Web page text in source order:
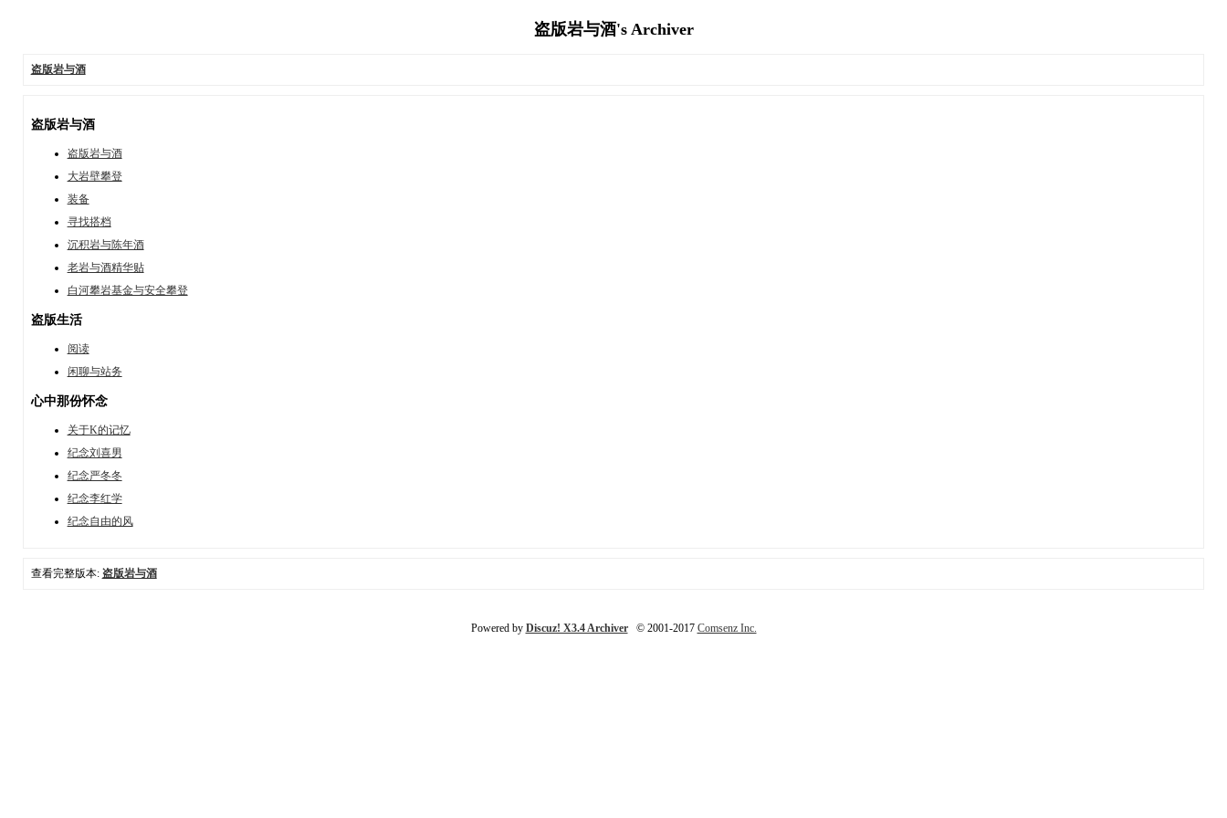
盗版岩与酒's Archiver
盗版岩与酒
盗版岩与酒
盗版岩与酒
大岩壁攀登
装备
寻找搭档
沉积岩与陈年酒
老岩与酒精华贴
白河攀岩基金与安全攀登
盗版生活
阅读
闲聊与站务
心中那份怀念
关于K的记忆
纪念刘喜男
纪念严冬冬
纪念李红学
纪念自由的风
查看完整版本: 盗版岩与酒
Powered by Discuz! X3.4 Archiver© 2001-2017 Comsenz Inc.